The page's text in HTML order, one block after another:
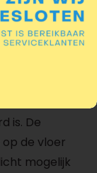
is dat
veiligheid
2
is. De
de vloer
mogelijk